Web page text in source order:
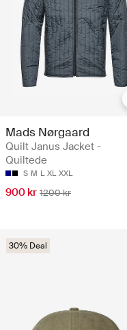
Mads Nørgaard
Quilt Janus Jacket -
Quiltede
S M L XL XXL
900 kr 1200 kr
30% Deal